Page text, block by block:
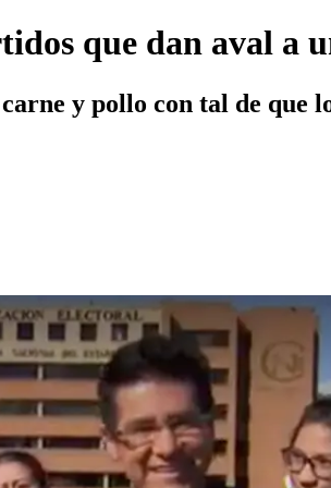
que dan aval a
y pollo con tal de que